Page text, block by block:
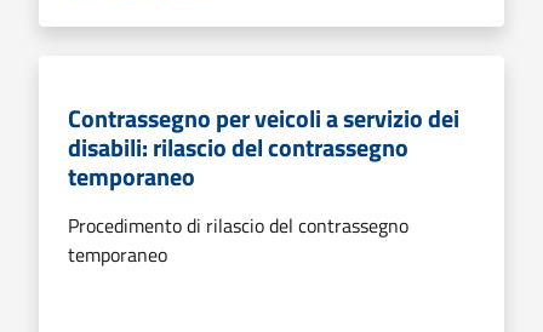
Contrassegno per veicoli a servizio dei
disabili: rilascio del contrassegno
temporaneo
Procedimento di rilascio del contrassegno
temporaneo